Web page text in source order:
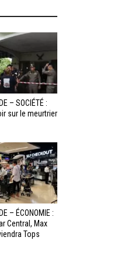
– SOCIÉTÉ :
sur le meurtrier
– ÉCONOMIE :
Central, Max
Tops